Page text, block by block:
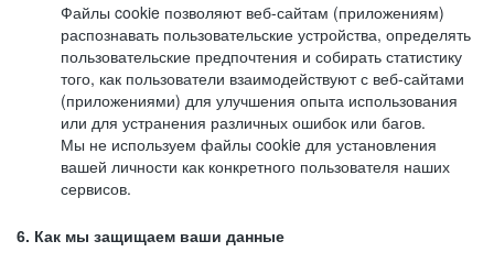
Файлы cookie позволяют веб-сайтам (приложениям)
распознавать пользовательские устройства, определять
пользовательские предпочтения и собирать статистику
того, как пользователи взаимодействуют с веб-сайтами
(приложениями) для улучшения опыта использования
или для устранения различных ошибок или багов.
Мы не используем файлы cookie для установления
вашей личности как конкретного пользователя наших
сервисов.
6. Как мы защищаем ваши данные